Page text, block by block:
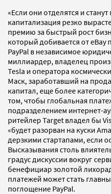
«Если они отделятся и
капитализация резко
премию за быстрый рост
который добивается от
PayPal в независимое
миллиардер, владелец
Tesla и оператора
Маск, заработавший на
капитал, еще более
том, чтобы глобальная
подразделением интернет-
ритейлер Target владел бы
«будет разорван на куски
дерзкими стартапами, если
Высказывания столь
градус дискуссии вокруг
бенефициар золотой
платежей может стать
поглощение PayPal.